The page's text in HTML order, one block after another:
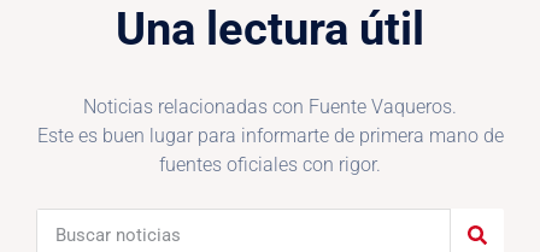
Una lectura útil
Noticias relacionadas con Fuente Vaqueros.
Este es buen lugar para informarte de primera mano de
fuentes oficiales con rigor.